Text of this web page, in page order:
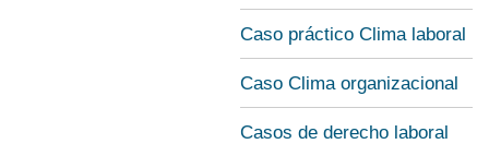
Caso práctico Clima laboral
Caso Clima organizacional
Casos de derecho laboral